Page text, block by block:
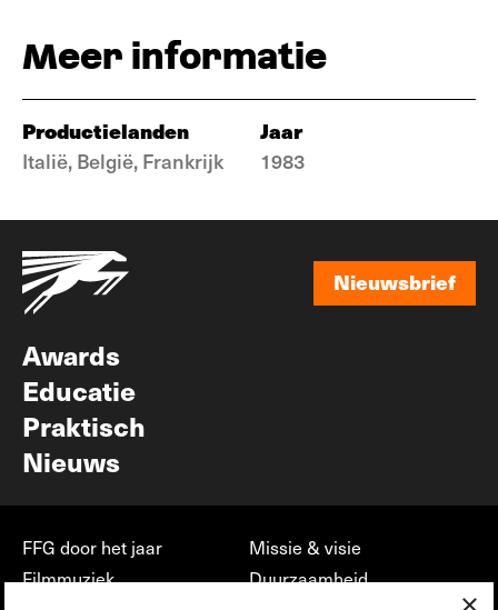
Meer informatie
Productielanden
Italië, België, Frankrijk
Jaar
1983
Nieuwsbrief
Awards
Educatie
Praktisch
Nieuws
FFG door het jaar
Filmmuziek
Missie & visie
Duurzaamheid